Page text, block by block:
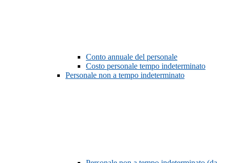
Conto annuale del personale
Costo personale tempo indeterminato
Personale non a tempo indeterminato